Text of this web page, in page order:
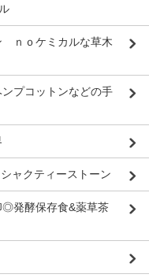
ｎｏケミカルな草木
プコットンなどの手
ャクティーストーン
発酵保存食&薬草茶